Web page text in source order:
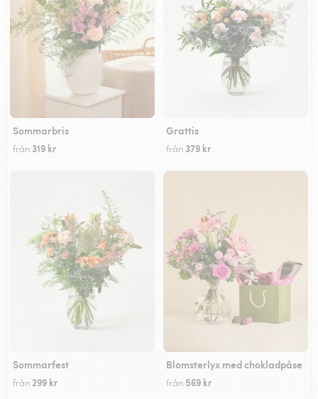
Sommarbris
från 319 kr
Grattis
från 379 kr
Sommarfest
från 299 kr
Blomsterlyx med chokladpåse
från 569 kr